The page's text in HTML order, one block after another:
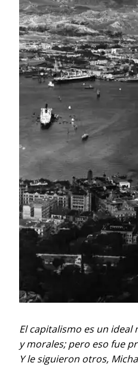
El capitalismo es un
y morales; pero eso fue
Y le siguieron otros,